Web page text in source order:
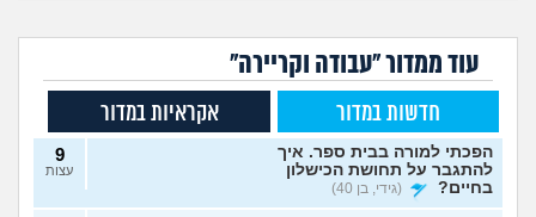
עוד ממדור "עבודה וקריירה"
חדשות במדור אקראיות במדור
הפכתי למורה בבית ספר. איך
להתגבר על תחושת הכישלון
בחיים?
(גידי, בן 40)
9
עצות